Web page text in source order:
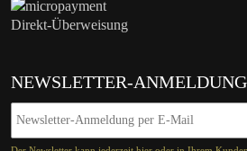
Direkt-Überweisung
NEWSLETTER-ANMELDUNG